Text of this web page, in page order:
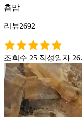
춉맘
리뷰2692
조회수 25 작성일자